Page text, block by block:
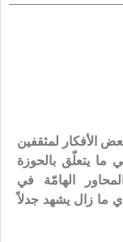
الأفكار لمثقفين
ما يتعلّق بالحوزة
الهامّة في
ما زال يشهد جدلاً